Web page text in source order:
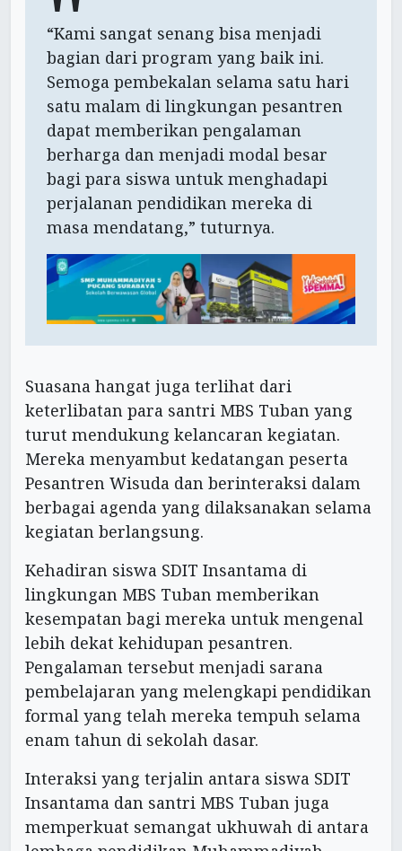
“Kami sangat senang bisa menjadi
bagian dari program yang baik ini.
Semoga pembekalan selama satu hari
satu malam di lingkungan pesantren
dapat memberikan pengalaman
berharga dan menjadi modal besar
bagi para siswa untuk menghadapi
perjalanan pendidikan mereka di
masa mendatang,” tuturnya.
Suasana hangat juga terlihat dari
keterlibatan para santri MBS Tuban yang
turut mendukung kelancaran kegiatan.
Mereka menyambut kedatangan peserta
Pesantren Wisuda dan berinteraksi dalam
berbagai agenda yang dilaksanakan selama
kegiatan berlangsung.
Kehadiran siswa SDIT Insantama di
lingkungan MBS Tuban memberikan
kesempatan bagi mereka untuk mengenal
lebih dekat kehidupan pesantren.
Pengalaman tersebut menjadi sarana
pembelajaran yang melengkapi pendidikan
formal yang telah mereka tempuh selama
enam tahun di sekolah dasar.
Interaksi yang terjalin antara siswa SDIT
Insantama dan santri MBS Tuban juga
memperkuat semangat ukhuwah di antara